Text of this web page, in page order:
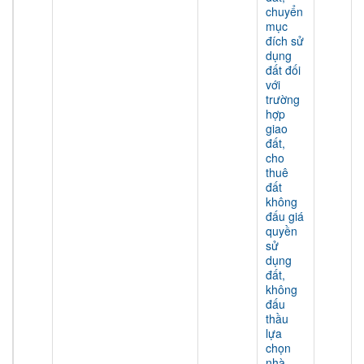
chuyển
mục
đích sử
dụng
đất đối
với
trường
hợp
giao
đất,
cho
thuê
đất
không
đấu giá
quyền
sử
dụng
đất,
không
đấu
thầu
lựa
chọn